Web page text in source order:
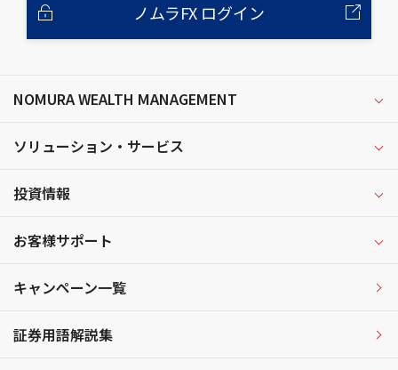
ノムラFX ログイン
NOMURA WEALTH MANAGEMENT
ソリューション・サービス
投資情報
お客様サポート
キャンペーン一覧
証券用語解説集